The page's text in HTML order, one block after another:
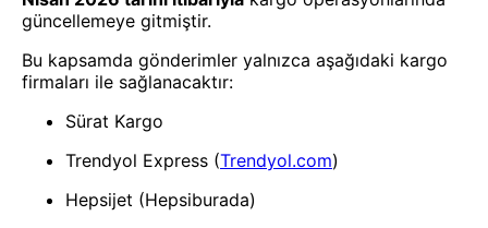
Mey İthalat® Tema Magsafe
Kartlık
Mey İthalat® Tema Magsafe